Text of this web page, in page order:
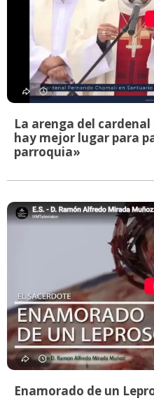
La arenga del
hay mejor lugar para
parroquia»
Enamorado de un